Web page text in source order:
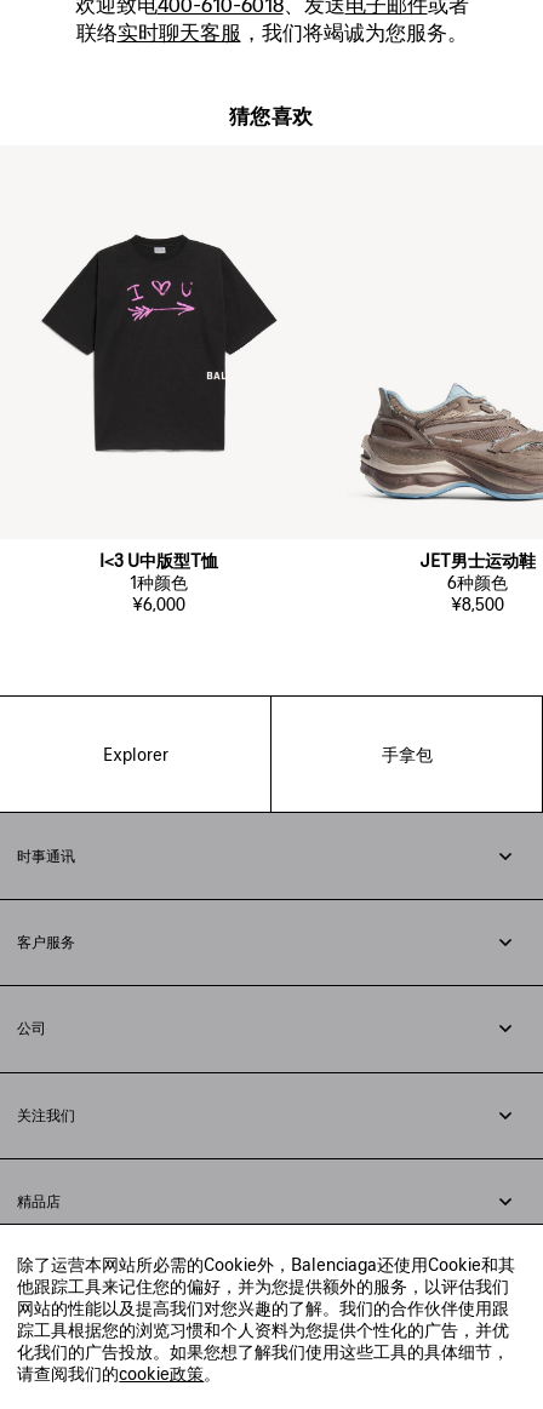
除了运营本网站所必需的Cookie外，Balenciaga还使用Cookie和其
他跟踪工具来记住您的偏好，并为您提供额外的服务，以评估我们
网站的性能以及提高我们对您兴趣的了解。我们的合作伙伴使用跟
踪工具根据您的浏览习惯和个人资料为您提供个性化的广告，并优
化我们的广告投放。如果您想了解我们使用这些工具的具体细节，
请查阅我们的cookie政策。
联络实时聊天客服 ，我们将竭诚为您服务。
猜您喜欢
I<3 U中版型T恤
1种颜色
¥6,000
JET男士运动鞋
6种颜色
¥8,500
Explorer 手拿包
时事通讯
客户服务
配送方式
支付
常见问题解答
公司
法律问题
联合国世界粮食计划署
举报平台
关注我们
小红书
精品店
寻找附近的精品店
实时聊天客服
发送邮件
我们将在24小时内给予回复
联系我们：400-610-6018
© 2020 巴黎世家贸易（上海）有限公司